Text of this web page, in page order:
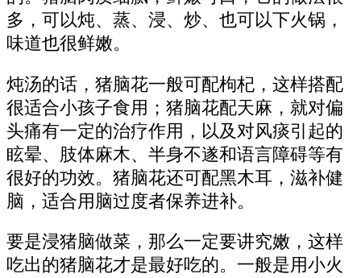
多，可以炖、蒸、浸、炒、也可以下火锅，
味道也很鲜嫩。
炖汤的话，猪脑花一般可配枸杞，这样搭配
很适合小孩子食用；猪脑花配天麻，就对偏
头痛有一定的治疗作用，以及对风痰引起的
眩晕、肢体麻木、半身不遂和语言障碍等有
很好的功效。猪脑花还可配黑木耳，滋补健
脑，适合用脑过度者保养进补。
要是浸猪脑做菜，那么一定要讲究嫩，这样
吃出的猪脑花才是最好吃的。一般是用小火